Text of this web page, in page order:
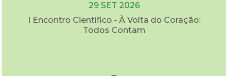
29 SET 2026
I Encontro Científico - À Volta do Coração:
Todos Contam